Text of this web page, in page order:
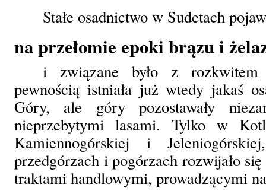
Stałe osadnictwo w Sudetach
na przełomie epoki brązu i
i związane było z
pewnością istniała już wtedy jakaś
Góry, ale góry pozostawały
nieprzebytymi lasami. Tylko w
Kamiennogórskiej i
przedgórzach i pogórzach rozwijało
traktami handlowymi, prowadzącymi